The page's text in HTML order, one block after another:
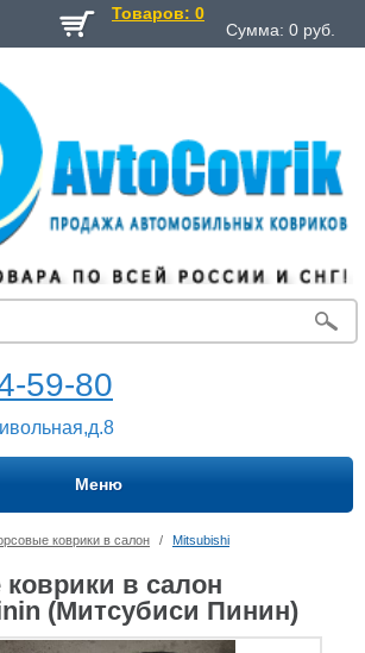
Товаров: 0
Сумма: 0 руб.
59-80
Меню
коврики в салон / Mitsubishi
в салон
(Митсубиси Пинин)